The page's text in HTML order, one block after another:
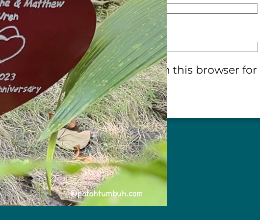
name, email, and website in this browser for
time I comment.